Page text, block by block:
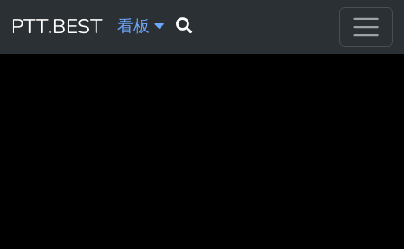
PTT.BEST 看板